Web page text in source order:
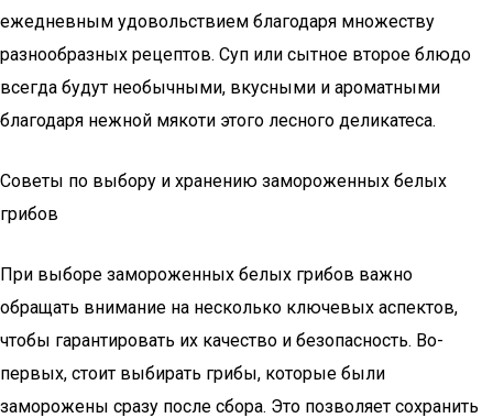
ежедневным удовольствием благодаря множеству
разнообразных рецептов. Суп или сытное второе блюдо
всегда будут необычными, вкусными и ароматными
благодаря нежной мякоти этого лесного деликатеса.
Советы по выбору и хранению замороженных белых
грибов
При выборе замороженных белых грибов важно
обращать внимание на несколько ключевых аспектов,
чтобы гарантировать их качество и безопасность. Во-
первых, стоит выбирать грибы, которые были
заморожены сразу после сбора. Это позволяет сохранить